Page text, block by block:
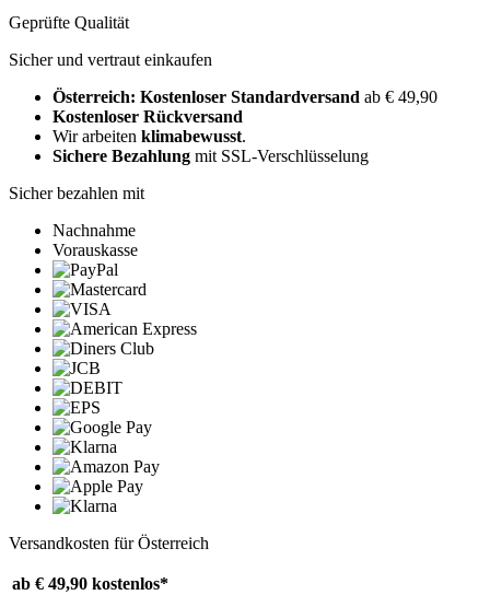
Geprüfte Qualität
Sicher und vertraut einkaufen
Österreich: Kostenloser Standardversand ab € 49,90
Kostenloser Rückversand
Wir arbeiten klimabewusst.
Sichere Bezahlung mit SSL-Verschlüsselung
Sicher bezahlen mit
Nachnahme
Vorauskasse
Versandkosten für Österreich
ab € 49,90 kostenlos*